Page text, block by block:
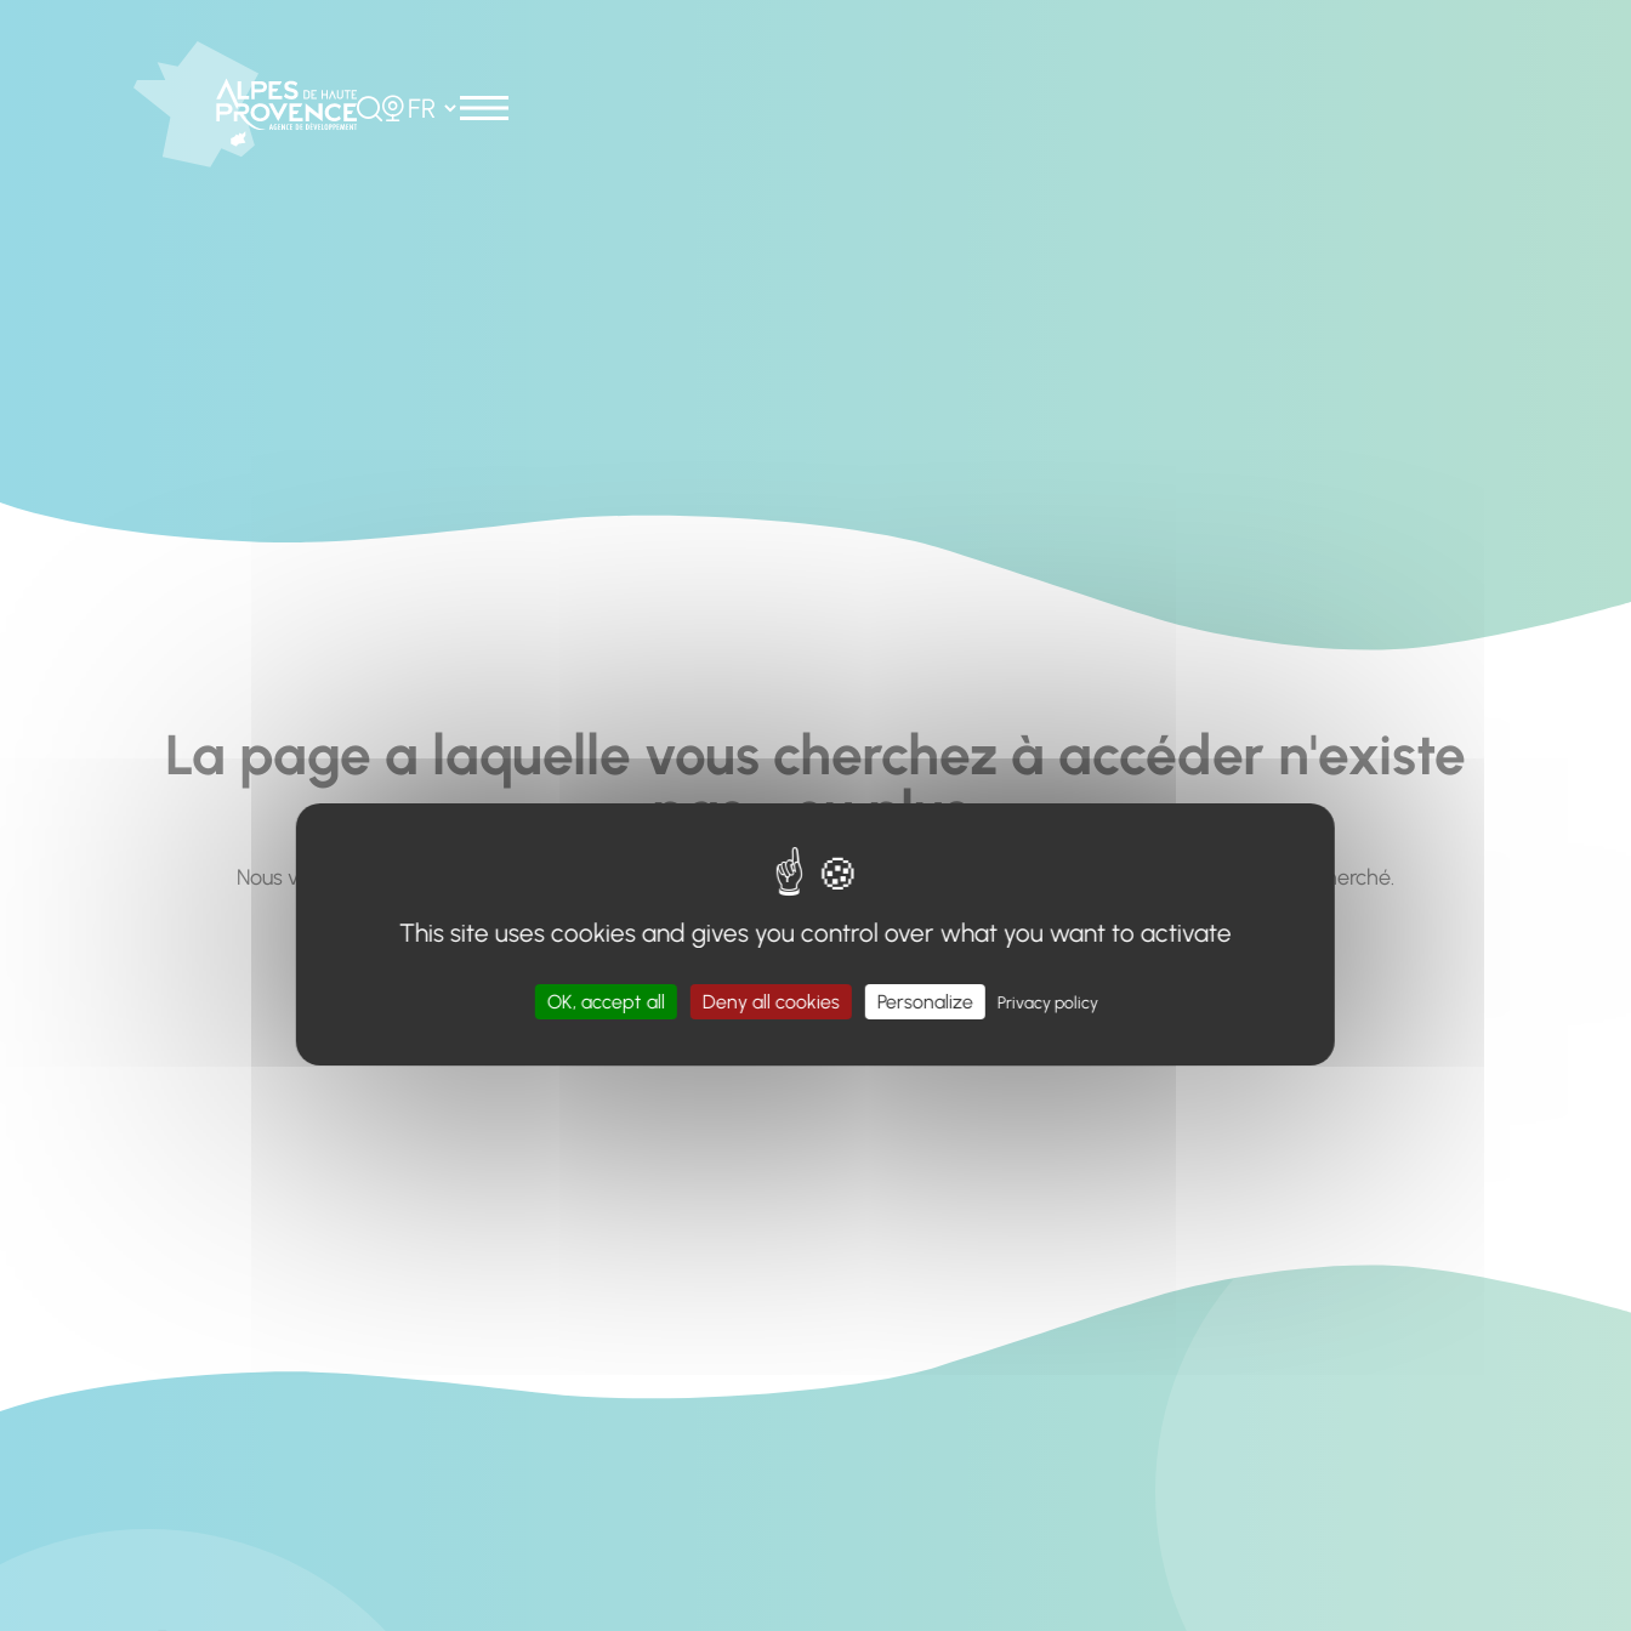
Rechercher
Choisir la langue
La page a laquelle vous cherchez à accéder n'existe
pas... ou plus.
Nous vous invitons à utiliser le moteur de recherche en haut de page, ou à utiliser le menu pour trouver le contenu recherché.
Retour à l'accueil
This site uses cookies and gives you control over what you want to activate
OK, accept all Deny all cookies Personalize Privacy policy